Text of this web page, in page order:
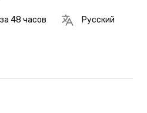
48 часов Русский